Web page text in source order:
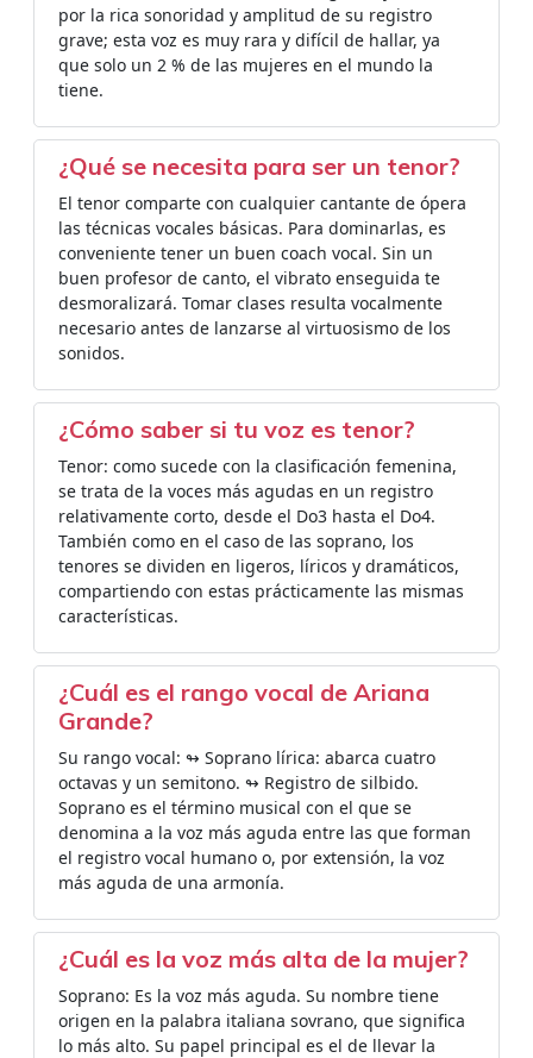
por la rica sonoridad y amplitud de su registro
grave; esta voz es muy rara y difícil de hallar, ya
que solo un 2 % de las mujeres en el mundo la
tiene.
¿Qué se necesita para ser un tenor?
El tenor comparte con cualquier cantante de ópera
las técnicas vocales básicas. Para dominarlas, es
conveniente tener un buen coach vocal. Sin un
buen profesor de canto, el vibrato enseguida te
desmoralizará. Tomar clases resulta vocalmente
necesario antes de lanzarse al virtuosismo de los
sonidos.
¿Cómo saber si tu voz es tenor?
Tenor: como sucede con la clasificación femenina,
se trata de la voces más agudas en un registro
relativamente corto, desde el Do3 hasta el Do4.
También como en el caso de las soprano, los
tenores se dividen en ligeros, líricos y dramáticos,
compartiendo con estas prácticamente las mismas
características.
¿Cuál es el rango vocal de Ariana
Grande?
Su rango vocal: ↬ Soprano lírica: abarca cuatro
octavas y un semitono. ↬ Registro de silbido.
Soprano es el término musical con el que se
denomina a la voz más aguda entre las que forman
el registro vocal humano o, por extensión, la voz
más aguda de una armonía.
¿Cuál es la voz más alta de la mujer?
Soprano: Es la voz más aguda. Su nombre tiene
origen en la palabra italiana sovrano, que significa
lo más alto. Su papel principal es el de llevar la